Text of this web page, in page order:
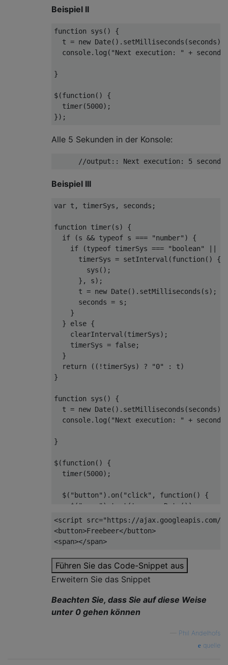
Beispiel II
function sys ( ) {
  t =
new Date().setMilliseconds(seconds);
console.log( "Next execution: " +
}
$(function ( ) {
  timer(
5000);
Alle 5 Sekunden in der Konsole:
//output:: Next execution: 5 seconds
Beispiel III
var t, timerSys, seconds;
function timer(s) {
if (s && typeof s === "number" ) {
if (typeof timerSys === "boolean" ||
      timerSys =
setInterval (function ( ) {
        sys();
      }, s);
      t =
new Date().setMilliseconds(s);
      seconds = s;
    }
  }
else {
clearInterval (timerSys);
    timerSys =
false;
  }
return ((!timerSys) ? "0"
: t)
}
function sys ( ) {
  t =
new Date().setMilliseconds(seconds);
console.log( "Next execution: " +
}
$(function ( ) {
  timer(
5000);
  $(
"button" ).on( "click" , function ( ) {
    $(
"span" ).text(t - Date
());
});
<script src="https://
<button>Freebeer</button>
<span></span>
Führen Sie das Code-Snippet aus
Erweitern Sie das Snippet
Beachten Sie, dass Sie auf diese Weise
unter 0 gehen können
Phil Andelhofs
quelle